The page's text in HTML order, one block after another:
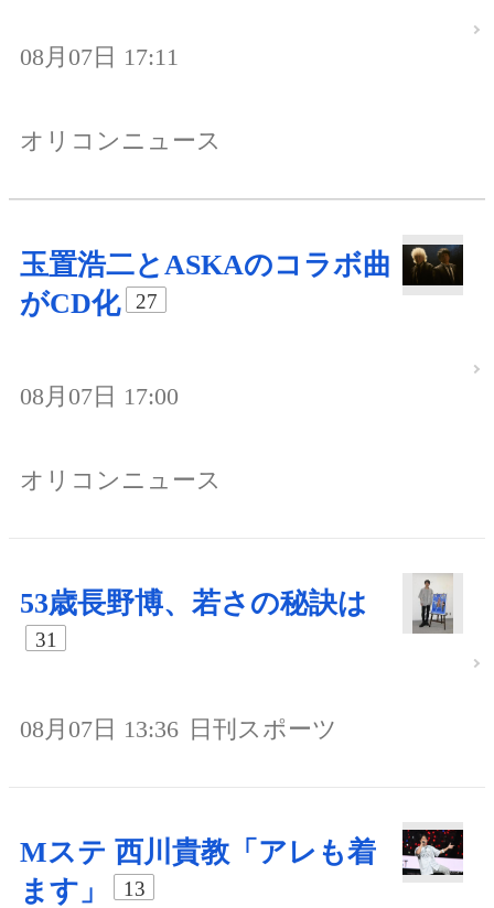
08月07日 17:11
オリコンニュース
玉置浩二とASKAのコラボ曲
がCD化
27
08月07日 17:00
オリコンニュース
53歳長野博、若さの秘訣は
31
08月07日 13:36 日刊スポーツ
Mステ 西川貴教「アレも着
ます」
13